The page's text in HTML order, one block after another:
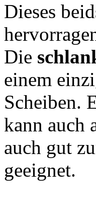
Dieses
Die
einem
Scheiben.
kann auch
auch gut
geeignet.